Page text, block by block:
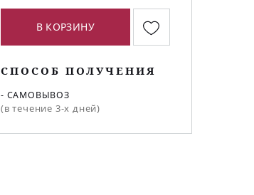
В КОРЗИНУ
СПОСОБ ПОЛУЧЕНИЯ
- САМОВЫВОЗ
(в течение 3-х дней)